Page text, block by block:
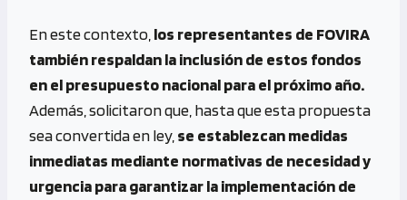
En este contexto, los representantes de FOVIRA
también respaldan la inclusión de estos fondos
en el presupuesto nacional para el próximo año.
Además, solicitaron que, hasta que esta propuesta
sea convertida en ley, se establezcan medidas
inmediatas mediante normativas de necesidad y
urgencia para garantizar la implementación de